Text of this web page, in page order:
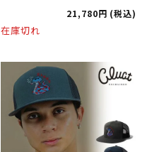
21,780
税込
在庫切れ